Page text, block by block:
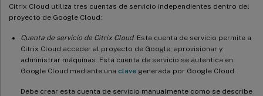
Citrix Cloud utiliza tres cuentas de servicio independientes dentro del
proyecto de Google Cloud:
Cuenta de servicio de Citrix Cloud: Esta cuenta de servicio permite a
Citrix Cloud acceder al proyecto de Google, aprovisionar y
administrar máquinas. Esta cuenta de servicio se autentica en
Google Cloud mediante una clave generada por Google Cloud.
Debe crear esta cuenta de servicio manualmente como se describe